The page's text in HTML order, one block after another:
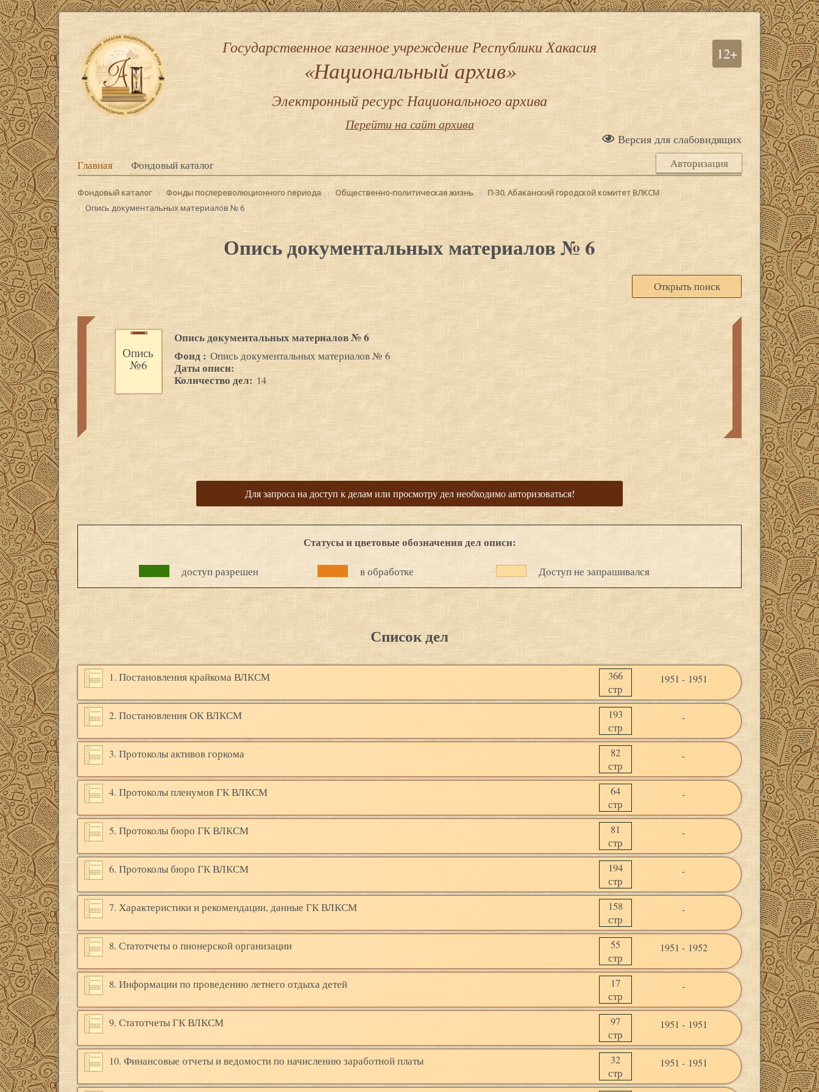
Государственное казенное учреждение Республики Хакасия
«Национальный архив»
Электронный ресурс Национального архива
Перейти на сайт архива
12+
Версия для слабовидящих
Главная Фондовый каталог Авторизация
Фондовый каталог Фонды послереволюционного периода Общественно-политическая жизнь
П-30. Абаканский городской комитет ВЛКСМ
Опись документальных материалов № 6
Опись документальных материалов № 6
Открыть поиск
Опись
№6
Опись документальных материалов № 6
Фонд : Опись документальных материалов № 6
Даты описи:
Количество дел: 14
Для запроса на доступ к делам или просмотру дел необходимо авторизоваться!
Статусы и цветовые обозначения дел описи:
доступ разрешен в обработке Доступ не запрашивался
Список дел
1. Постановления крайкома ВЛКСМ
366
стр
1951 - 1951
2. Постановления ОК ВЛКСМ
193
стр
-
3. Протоколы активов горкома
82
стр
-
4. Протоколы пленумов ГК ВЛКСМ
64
стр
-
5. Протоколы бюро ГК ВЛКСМ
81
стр
-
6. Протоколы бюро ГК ВЛКСМ
194
стр
-
7. Характеристики и рекомендации, данные ГК ВЛКСМ
158
стр
-
8. Статотчеты о пионерской организации
55
стр
1951 - 1952
8. Информации по проведению летнего отдыха детей
17
стр
-
9. Статотчеты ГК ВЛКСМ
97
стр
1951 - 1951
10. Финансовые отчеты и ведомости по начислению заработной платы
32
стр
1951 - 1951